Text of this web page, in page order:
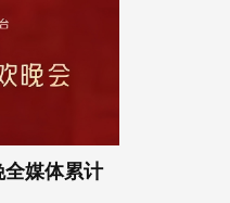
媒体累计